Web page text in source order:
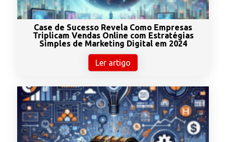
Case de Sucesso Revela Como Empresas
Triplicam Vendas Online com Estratégias
Simples de Marketing Digital em 2024
Ler artigo